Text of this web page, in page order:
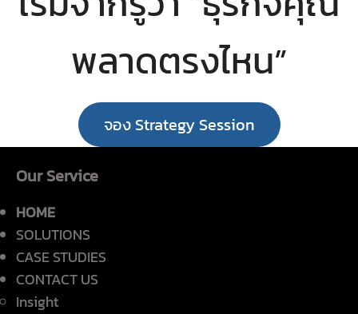
พลาดตรงไหน”
จอง Strategy Session
Our Service
HOME
SOLUTIONS
CASE STUDIES
CONTACT US
Insight